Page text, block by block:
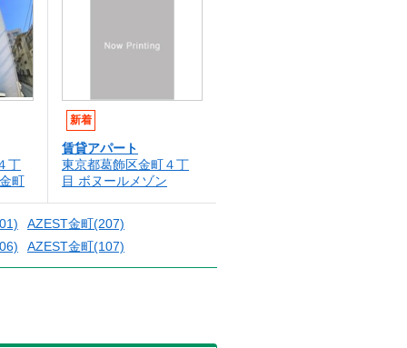
丁
町
新着
賃貸アパート
東京都葛飾区金町４丁
目 ボヌールメゾン
AZEST金町(207)
AZEST金町(107)